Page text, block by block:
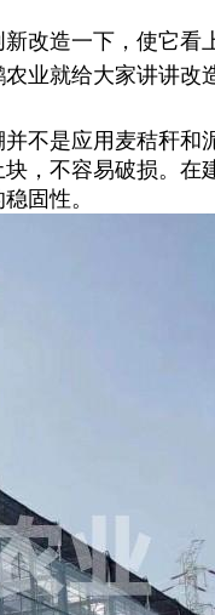
改造一下，使它看
业就给大家讲讲改
不是应用麦秸秆和
，不容易破损。在
固性。